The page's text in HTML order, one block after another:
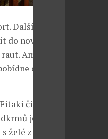
Dalším
do nového
Amuse
chutě
či Lehký
je šest. S
želé z